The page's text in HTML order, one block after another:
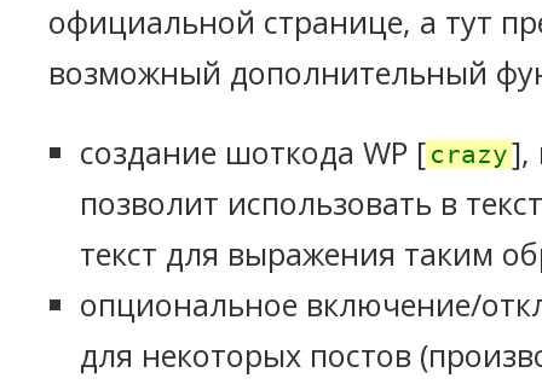
официальной странице, а тут
возможный дополнительный
создание шоткода WP [ crazy],
позволит использовать в
текст для выражения таким
опциональное включение/
для некоторых постов